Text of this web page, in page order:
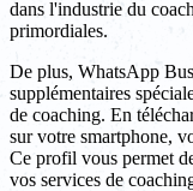
dans l'industrie du
primordiales.
De plus, WhatsApp
supplémentaires
de coaching. En
sur votre smartphone,
Ce profil vous permet
vos services de